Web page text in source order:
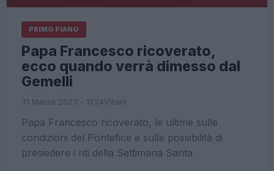
PRIMO PIANO
Papa Francesco ricoverato,
ecco quando verrà dimesso dal
Gemelli
31 Marzo 2023 - 11:24Villani
Papa Francesco ricoverato, le ultime sulle
condizioni del Pontefice e sulle possibilità di
presiedere i riti della Settimana Santa